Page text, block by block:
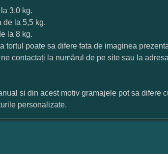
3.0 kg.
de la 5,5 kg.
la 8 kg.
tortul poate sa difere fata de imaginea
contactați la numărul de pe site sau la
si din acest motiv gramajele pot sa difere
personalizate.